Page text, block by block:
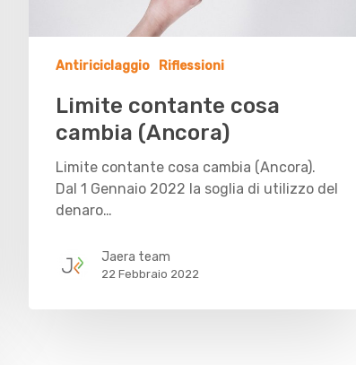
Antiriciclaggio Riflessioni
Limite contante cosa
cambia (Ancora)
Limite contante cosa cambia (Ancora).
Dal 1 Gennaio 2022 la soglia di utilizzo del
denaro…
Jaera team
22 Febbraio 2022